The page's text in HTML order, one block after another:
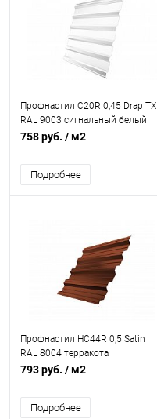
Профнастил С20R 0,45 Drap TX
RAL 9003 сигнальный белый
758 руб. / м2
Подробнее
Профнастил НС44R 0,5 Satin
RAL 8004 терракота
793 руб. / м2
Подробнее